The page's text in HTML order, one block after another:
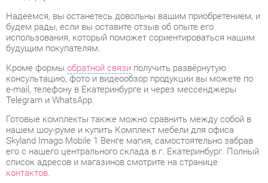
консультацию, фото и видеообзор продукции вы можете по
e-mail, телефону в Екатеринбурге и через мессенджеры
Telegram и WhatsApp.
Готовые комплекты также можно сравнить между собой в
нашем шоу-руме и купить Комплект мебели для офиса
Skyland Imago Mobile 1 Венге магия, самостоятельно забрав
его с нашего центрального склада в г. Екатеринбург. Полный
список адресов и магазинов смотрите на странице
контактов
Материал Металл
Цвет Венге магия